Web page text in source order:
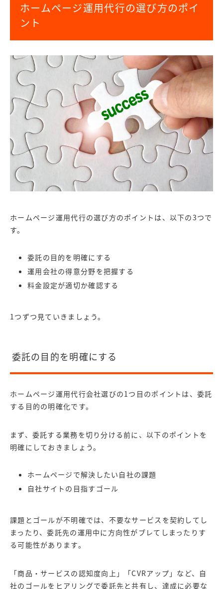
ホームページ運用代行の選び方のポイ
ント
ホームページ運用代行の選び方のポイントは、以下の3つで
す。
委託の目的を明確にする
運用会社の得意分野を把握する
料金設定が適切か確認する
1つずつ見ていきましょう。
委託の目的を明確にする
ホームページ運用代行会社選びの1つ目のポイントは、委託
する目的の明確化です。
まず、委託する業務を切り分ける前に、以下のポイントを
明確にしておきましょう。
ホームページで解決したい自社の課題
自社サイトの目指すゴール
課題とゴールが不明確では、不要なサービスを契約してし
まったり、委託先の運用中に方向性がブレてしまったりす
る可能性があります。
「商品・サービスの認知度向上」「CVRアップ」など、自
社のゴールをヒアリングで委託先と共有し、達成に必要な